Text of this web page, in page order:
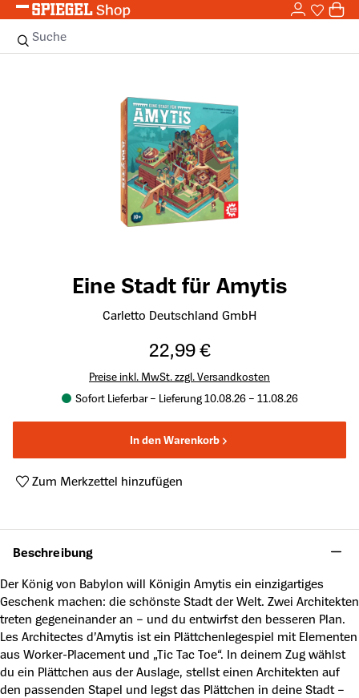
Zum Hauptinhalt springen 0
Suche
Eine Stadt für Amytis
Carletto Deutschland GmbH
22,99 €
Preise inkl. MwSt. zzgl. Versandkosten
Sofort Lieferbar – Lieferung 10.08.26 – 11.08.26
In den Warenkorb
Zum Merkzettel hinzufügen
Beschreibung
Der König von Babylon will Königin Amytis ein einzigartiges
Geschenk machen: die schönste Stadt der Welt. Zwei Architekten
treten gegeneinander an – und du entwirfst den besseren Plan.
Les Architectes d’Amytis ist ein Plättchenlegespiel mit Elementen
aus Worker-Placement und „Tic Tac Toe“. In deinem Zug wählst
du ein Plättchen aus der Auslage, stellst einen Architekten auf
den passenden Stapel und legst das Plättchen in deine Stadt –